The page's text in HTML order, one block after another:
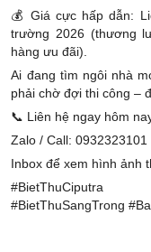
💰 Giá cực hấp dẫn:
trường 2026 (thương
hàng ưu đãi).
Ai đang tìm ngôi nhà
phải chờ đợi thi công –
📞 Liên hệ ngay hôm
Zalo / Call: 0932323101
Inbox để xem hình ảnh
#BietThuCiputra
#BietThuSangTrong